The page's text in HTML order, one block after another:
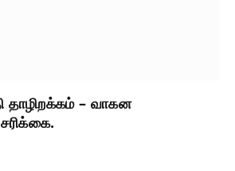
தாழிறக்கம் – வாகன